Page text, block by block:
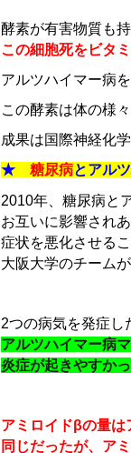
酵素が有害物質も
この細胞死をビタ
アルツハイマー病
この酵素は体の様
成果は国際神経化
★ 糖尿病とアル
2010年、糖尿病と
お互いに影響され
症状を悪化させるこ
大阪大学のチーム
2つの病気を発症し
アルツハイマー病
炎症が起きやすかっ
アミロイドβの量は
同じだったが、ア